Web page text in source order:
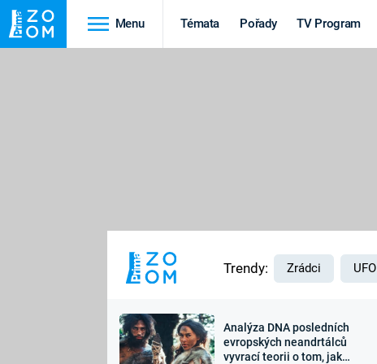
Menu Témata Pořady TV Program
Výročí
Trendy: Zrádci UFO
Analýza DNA posledních
evropských neandrtálců
vyvrací teorii o tom, jak